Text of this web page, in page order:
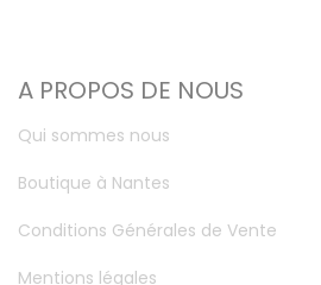
A PROPOS DE NOUS
Qui sommes nous
Boutique à Nantes
Conditions Générales de Vente
Mentions légales